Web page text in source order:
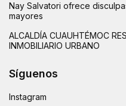
Nay Salvatori ofrece
mayores
ALCALDÍA CUAUHTÉMOC
INMOBILIARIO URBANO
Síguenos
Instagram